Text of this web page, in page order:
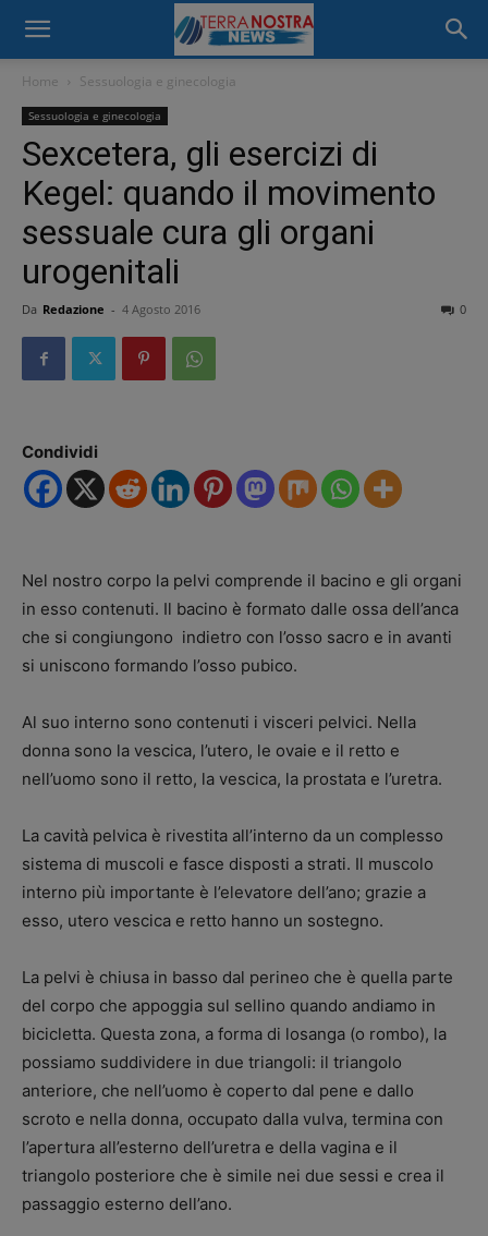
Home Sessuologia e ginecologia
Sessuologia e ginecologia
Sexcetera, gli esercizi di
Kegel: quando il movimento
sessuale cura gli organi
urogenitali
Da Redazione - 4 Agosto 2016 0
Condividi
Nel nostro corpo la pelvi comprende il bacino e gli organi
in esso contenuti. Il bacino è formato dalle ossa dell’anca
che si congiungono indietro con l’osso sacro e in avanti
si uniscono formando l’osso pubico.
Al suo interno sono contenuti i visceri pelvici. Nella
donna sono la vescica, l’utero, le ovaie e il retto e
nell’uomo sono il retto, la vescica, la prostata e l’uretra.
La cavità pelvica è rivestita all’interno da un complesso
sistema di muscoli e fasce disposti a strati. Il muscolo
interno più importante è l’elevatore dell’ano; grazie a
esso, utero vescica e retto hanno un sostegno.
La pelvi è chiusa in basso dal perineo che è quella parte
del corpo che appoggia sul sellino quando andiamo in
bicicletta. Questa zona, a forma di losanga (o rombo), la
possiamo suddividere in due triangoli: il triangolo
anteriore, che nell’uomo è coperto dal pene e dallo
scroto e nella donna, occupato dalla vulva, termina con
l’apertura all’esterno dell’uretra e della vagina e il
triangolo posteriore che è simile nei due sessi e crea il
passaggio esterno dell’ano.